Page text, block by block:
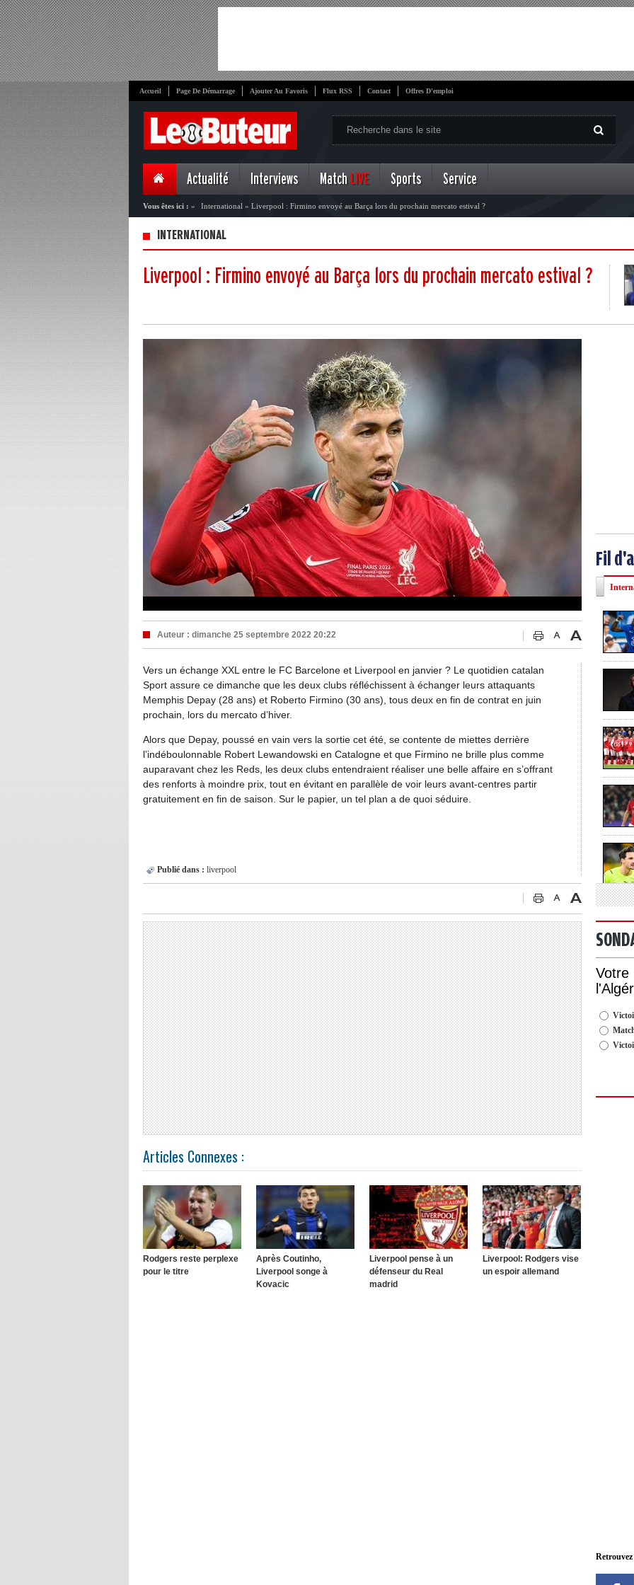
Accueil Page De Démarrage Ajouter Au Favoris Flux RSS Contact Offres D'emploi
Actualité Interviews Match LIVE Sports Service
Vous êtes ici : » International » Liverpool : Firmino envoyé au Barça lors du prochain mercato estival ?
INTERNATIONAL
Liverpool : Firmino envoyé au Barça lors du prochain mercato estival ?
Auteur : dimanche 25 septembre 2022 20:22
Vers un échange XXL entre le FC Barcelone et Liverpool en janvier ? Le quotidien catalan
Sport assure ce dimanche que les deux clubs réfléchissent à échanger leurs attaquants
Memphis Depay (28 ans) et Roberto Firmino (30 ans), tous deux en fin de contrat en juin
prochain, lors du mercato d’hiver.
Alors que Depay, poussé en vain vers la sortie cet été, se contente de miettes derrière
l’indéboulonnable Robert Lewandowski en Catalogne et que Firmino ne brille plus comme
auparavant chez les Reds, les deux clubs entendraient réaliser une belle affaire en s’offrant
des renforts à moindre prix, tout en évitant en parallèle de voir leurs avant-centres partir
gratuitement en fin de saison. Sur le papier, un tel plan a de quoi séduire.
Publié dans : liverpool
Articles Connexes :
Rodgers reste perplexe
pour le titre
Après Coutinho,
Liverpool songe à
Kovacic
Liverpool pense à un
défenseur du Real
madrid
Liverpool: Rodgers vise
un espoir allemand
Fil
Votre